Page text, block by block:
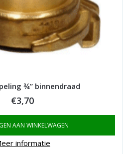
¾” binnendraad
€3,70
AAN WINKELWAGEN
informatie